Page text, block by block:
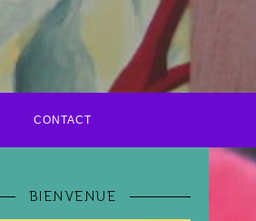
CONTACT
BIENVENUE